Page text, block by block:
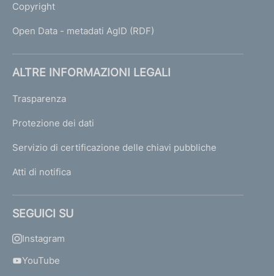
Copyright
Open Data - metadati AgID (RDF)
ALTRE INFORMAZIONI LEGALI
Trasparenza
Protezione dei dati
Servizio di certificazione delle chiavi pubbliche
Atti di notifica
SEGUICI SU
Instagram
YouTube